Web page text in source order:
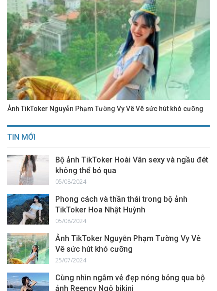
Ảnh TikToker Nguyễn Phạm Tường Vy Vê Vê sức hút khó cưỡng
TIN MỚI
Bộ ảnh TikToker Hoài Vân sexy và ngầu đét
không thể bỏ qua
05/08/2024
Phong cách và thần thái trong bộ ảnh
TikToker Hoa Nhật Huỳnh
05/08/2024
Ảnh TikToker Nguyễn Phạm Tường Vy Vê
Vê sức hút khó cưỡng
25/07/2024
Cùng nhìn ngắm vẻ đẹp nóng bỏng qua bộ
ảnh Reency Ngô bikini